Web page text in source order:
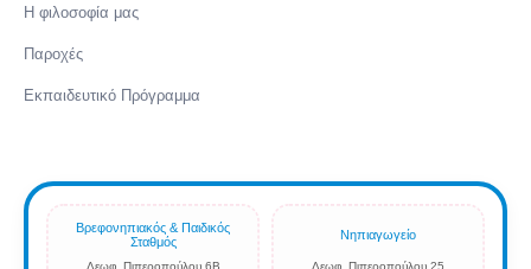
Η φιλοσοφία μας
Παροχές
Εκπαιδευτικό Πρόγραμμα
Βρεφονηπιακός & Παιδικός
Σταθμός
Νηπιαγωγείο